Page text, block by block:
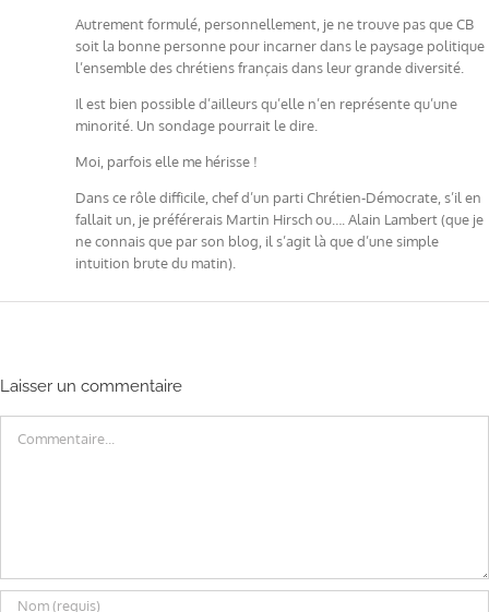
Autrement formulé, personnellement, je ne trouve pas que CB
soit la bonne personne pour incarner dans le paysage politique
l’ensemble des chrétiens français dans leur grande diversité.
Il est bien possible d’ailleurs qu’elle n’en représente qu’une
minorité. Un sondage pourrait le dire.
Moi, parfois elle me hérisse !
Dans ce rôle difficile, chef d’un parti Chrétien-Démocrate, s’il en
fallait un, je préférerais Martin Hirsch ou…. Alain Lambert (que je
ne connais que par son blog, il s’agit là que d’une simple
intuition brute du matin).
Laisser un commentaire